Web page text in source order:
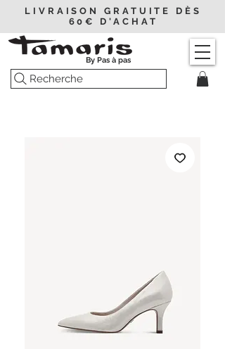
LIVRAISON GRATUITE DÈS
60€ D'ACHAT
Recherche
By Pas à pas